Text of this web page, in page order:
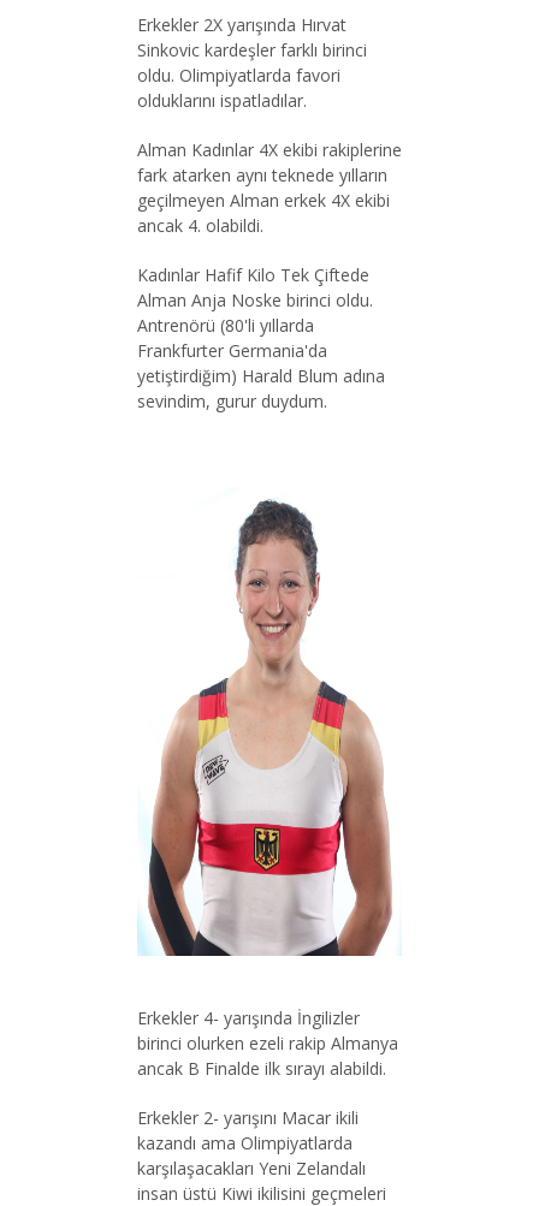
Erkekler 2X yarışında Hırvat
Sinkovic kardeşler farklı birinci
oldu. Olimpiyatlarda favori
olduklarını ispatladılar.
Alman Kadınlar 4X ekibi rakiplerine
fark atarken aynı teknede yılların
geçilmeyen Alman erkek 4X ekibi
ancak 4. olabildi.
Kadınlar Hafif Kilo Tek Çiftede
Alman Anja Noske birinci oldu.
Antrenörü (80'li yıllarda
Frankfurter Germania'da
yetiştirdiğim) Harald Blum adına
sevindim, gurur duydum.
Erkekler 4- yarışında İngilizler
birinci olurken ezeli rakip Almanya
ancak B Finalde ilk sırayı alabildi.
Erkekler 2- yarışını Macar ikili
kazandı ama Olimpiyatlarda
karşılaşacakları Yeni Zelandalı
insan üstü Kiwi ikilisini geçmeleri